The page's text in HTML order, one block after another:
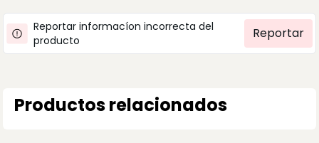
Reportar informacíon incorrecta del
producto
Reportar
Productos relacionados